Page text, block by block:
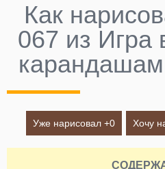
Как
067 из Игра
Уже нарисовал +0 Хочу